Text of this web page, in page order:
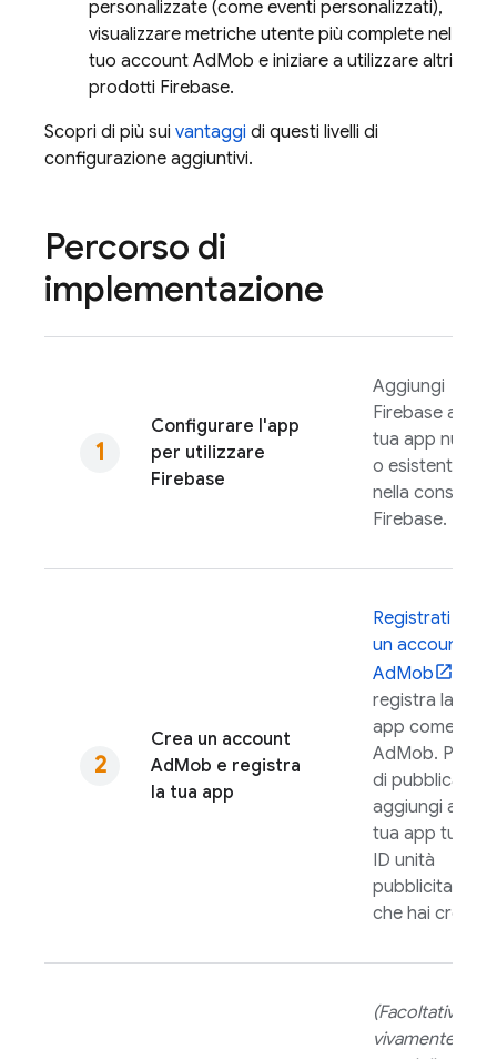
personalizzate (come eventi personalizzati),
visualizzare metriche utente più complete nel
tuo account AdMob e iniziare a utilizzare altri
prodotti Firebase.
Scopri di più sui vantaggi di questi livelli di
configurazione aggiuntivi.
Percorso di
implementazione
Configurare l'app
per utilizzare
Firebase
Aggiungi
Firebase alla
tua app nuova
o esistente
nella console
Firebase.
Crea un account
AdMob e registra
la tua app
Registrati per
un account
AdMob
registra la tua
app come app
AdMob. Prima
di pubblicarla,
aggiungi alla
tua app tutti gli
ID unità
pubblicitaria
che hai creato.
(Facoltativo,
vivamente